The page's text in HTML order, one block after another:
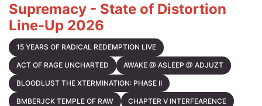
Supremacy - State of Distortion
Line-Up 2026
15 YEARS OF RADICAL REDEMPTION LIVE
ACT OF RAGE UNCHARTED AWAKE @ ASLEEP @ ADJUZT
BLOODLUST THE XTERMINATION: PHASE II
BMBERJCK TEMPLE OF RAW CHAPTER V INTERFEARENCE